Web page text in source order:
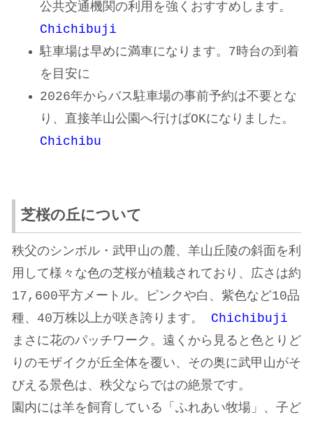
公共交通機関の利用を強くおすすめします。
Chichibuji
駐車場は早めに満車になります。7時台の到着
を目安に
2026年からバス駐車場の事前予約は不要とな
り、直接羊山公園へ行けばOKになりました。
Chichibu
芝桜の丘について
秩父のシンボル・武甲山の麓、羊山丘陵の斜面を利
用して様々な色の芝桜が植栽されており、広さは約
17,600平方メートル。ピンクや白、紫色など10品
種、40万株以上が咲き誇ります。 Chichibuji
まさに花のパッチワーク。遠くから見ると色とりど
りのモザイクが丘全体を覆い、その奥に武甲山がそ
びえる景色は、秩父ならではの絶景です。
園内には羊を飼育している「ふれあい牧場」、子ど